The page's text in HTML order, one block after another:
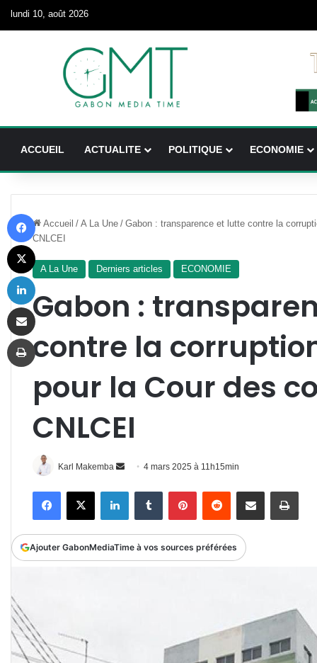
lundi 10, août 2026
ACCUEIL ACTUALITE POLITIQUE ECONOMIE
Accueil / A La Une / Gabon : transparence et lutte contre la
CNLCEI
A La Une Derniers articles ECONOMIE
Gabon :
contre la
pour la Cour des
CNLCEI
Karl Makemba
Envoyer
courriel
4 mars 2025 à 11h15min
FacebookX LinkedinTumblr PinterestReddit Partager par email
Ajouter GabonMediaTime à vos sources préférées
X
Linkedin
Partager par email